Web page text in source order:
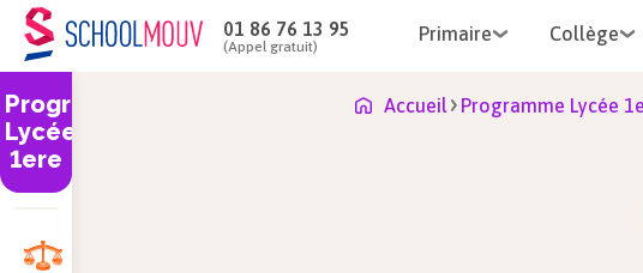
01 86 76 13 95
(Appel gratuit)
Primaire Collège
Programme
Lycée
1ere
Accueil Programme Lycée